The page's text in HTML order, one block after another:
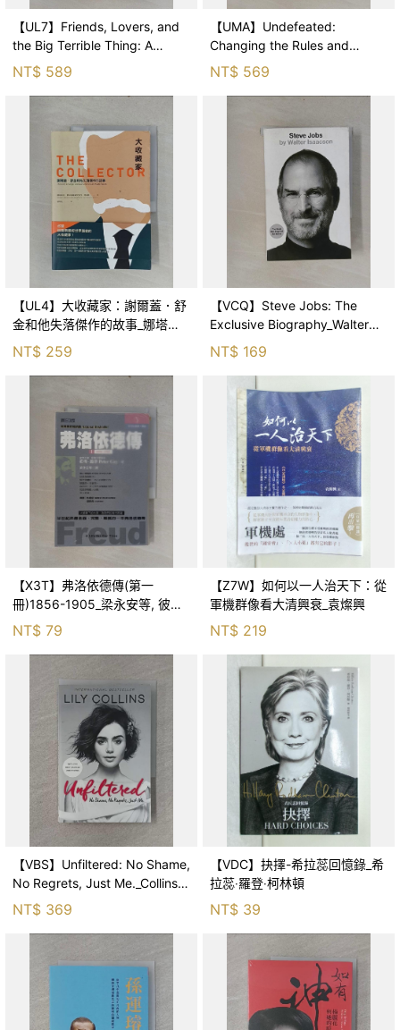
【UL7】Friends, Lovers, and
the Big Terrible Thing: A
Memoir_Perry, Mat
NT$ 589
【UMA】Undefeated:
Changing the Rules and
Winning on My Own
Terms_Hende
NT$ 569
【UL4】大收藏家：謝爾蓋．舒
金和他失落傑作的故事_娜塔莉
亞．賽米諾娃, 安得烈．德洛格,
官妍廷
NT$ 259
【VCQ】Steve Jobs: The
Exclusive Biography_Walter
Isaacson, Walter Isaa
NT$ 169
【X3T】弗洛依德傳(第一
冊)1856-1905_梁永安等, 彼
得．蓋伊
NT$ 79
【Z7W】如何以一人治天下：從
軍機群像看大清興衰_袁燦興
NT$ 219
【VBS】Unfiltered: No Shame,
No Regrets, Just Me._Collins,
Lily
NT$ 369
【VDC】抉擇-希拉蕊回憶錄_希
拉蕊‧羅登‧柯林頓
NT$ 39